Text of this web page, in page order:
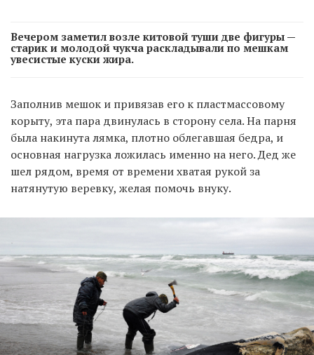
Вечером заметил возле китовой туши две фигуры —
старик и молодой чукча раскладывали по мешкам
увесистые куски жира.
Заполнив мешок и привязав его к пластмассовому
корыту, эта пара двинулась в сторону села. На парня
была накинута лямка, плотно облегавшая бедра, и
основная нагрузка ложилась именно на него. Дед же
шел рядом, время от времени хватая рукой за
натянутую веревку, желая помочь внуку.